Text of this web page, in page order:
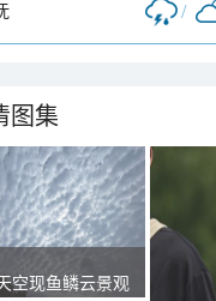
/
图集
空现鱼鳞云景观